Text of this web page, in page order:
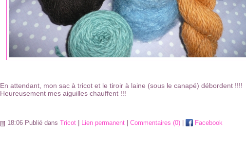
En attendant, mon sac à tricot et le tiroir à laine (sous le canapé) débordent !!!!
Heureusement mes aiguilles chauffent !!!
18:06 Publié dans Tricot Lien permanent Commentaires (0) Facebook